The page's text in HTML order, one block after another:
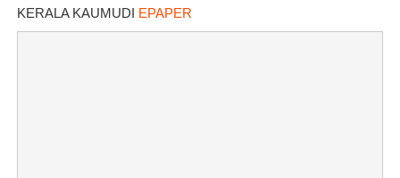
KERALA KAUMUDI EPAPER